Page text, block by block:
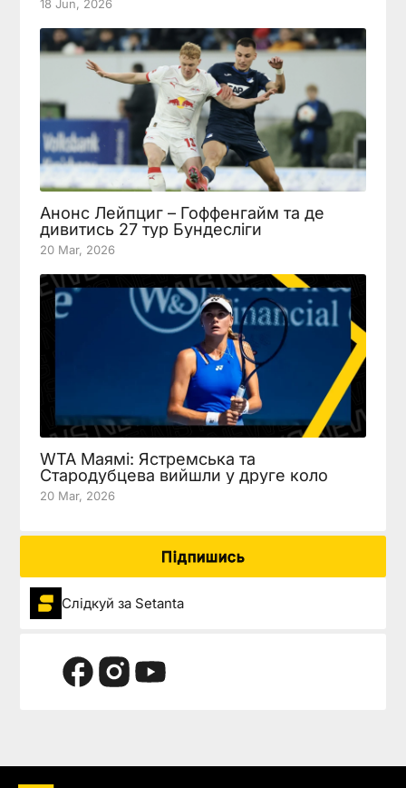
18 Jun, 2026
Анонс Лейпциг – Гоффенгайм та де
дивитись 27 тур Бундесліги
20 Mar, 2026
WTA Маямі: Ястремська та
Стародубцева вийшли у друге коло
20 Mar, 2026
Підпишись
Слідкуй за Setanta